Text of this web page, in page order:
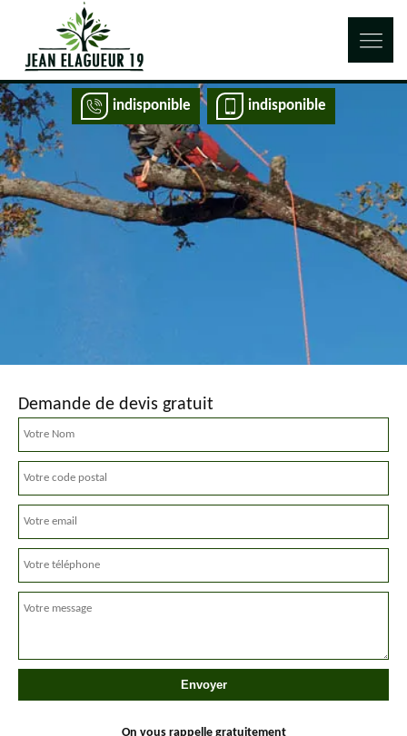
indisponible indisponible
Demande de devis gratuit
On vous rappelle gratuitement